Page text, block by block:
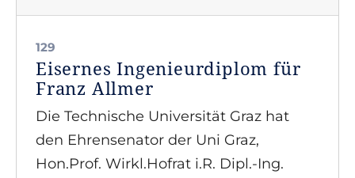
129
Eisernes Ingenieurdiplom für
Franz Allmer
Die Technische Universität Graz hat
den Ehrensenator der Uni Graz,
Hon.Prof. Wirkl.Hofrat i.R. Dipl.-Ing.